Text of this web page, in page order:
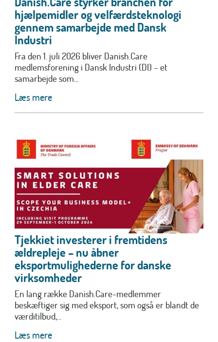
hjælpemidler og velfærdsteknologi
gennem samarbejde med Dansk
Industri
Fra den 1. juli 2026 bliver Danish.Care
medlemsforening i Dansk Industri (DI) – et
samarbejde som...
Læs mere
Tjekkiet investerer i fremtidens
ældrepleje – nu åbner
eksportmulighederne for danske
virksomheder
En lang række Danish.Care-medlemmer
beskæftiger sig med eksport, som også er blandt de
værditilbud,...
Læs mere